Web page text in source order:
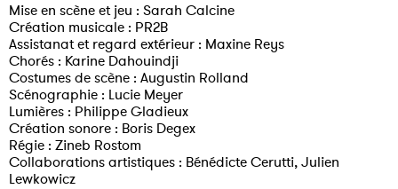
Mise en scène et jeu : Sarah Calcine
Création musicale : PR2B
Assistanat et regard extérieur : Maxine Reys
Chorés : Karine Dahouindji
Costumes de scène : Augustin Rolland
Scénographie : Lucie Meyer
Lumières : Philippe Gladieux
Création sonore : Boris Degex
Régie : Zineb Rostom
Collaborations artistiques : Bénédicte Cerutti, Julien
Lewkowicz